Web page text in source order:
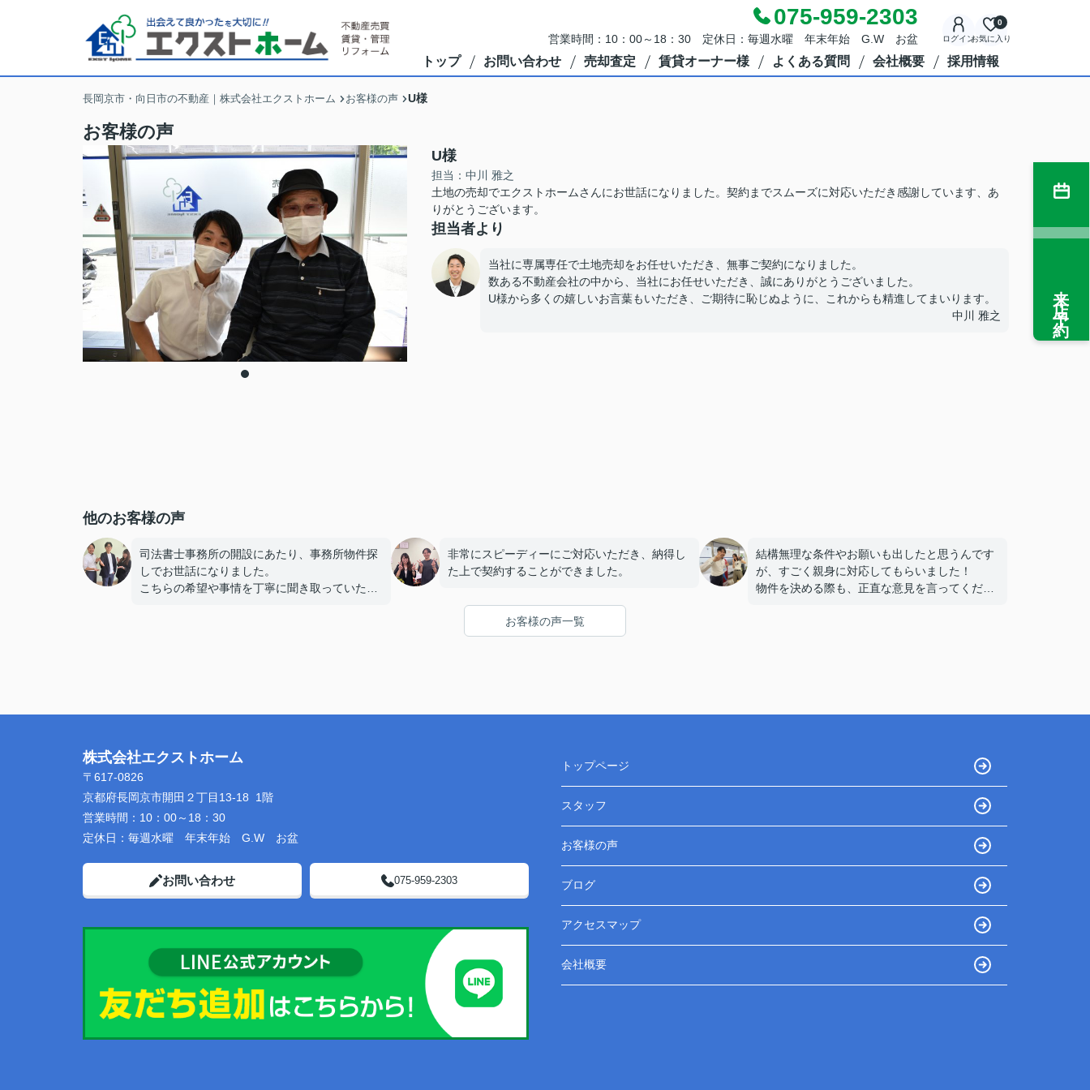
075-959-2303
営業時間：10：00～18：30 定休日：毎週水曜 年末年始 G.W お盆 ログインお気に入り
0
トップ お問い合わせ 売却査定 賃貸オーナー様 よくある質問 会社概要 採用情報
長岡京市・向日市の不動産｜株式会社エクストホーム お客様の声 U様
お客様の声
U様
担当：中川 雅之
土地の売却でエクストホームさんにお世話になりました。契約までスムーズに対応いただき感謝しています、あ
りがとうございます。
担当者より
当社に専属専任で土地売却をお任せいただき、無事ご契約になりました。
数ある不動産会社の中から、当社にお任せいただき、誠にありがとうございました。
U様から多くの嬉しいお言葉もいただき、ご期待に恥じぬように、これからも精進してまいります。
中川 雅之
他のお客様の声
司法書士事務所の開設にあたり、事務所物件探
しでお世話になりました。
こちらの希望や事情を丁寧に聞き取っていただ
非常にスピーディーにご対応いただき、納得し
た上で契約することができました。
結構無理な条件やお願いも出したと思うんです
が、すごく親身に対応してもらいました！
物件を決める際も、正直な意見を言ってくださ
お客様の声一覧
来店予約
株式会社エクストホーム
〒617-0826
京都府長岡京市開田２丁目13-18 1階
営業時間： 10：00～18：30
定休日： 毎週水曜 年末年始 G.W お盆
お問い合わせ 075-959-2303
トップページ
スタッフ
お客様の声
ブログ
アクセスマップ
会社概要